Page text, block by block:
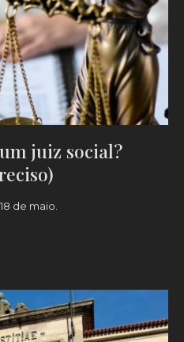
juiz social?
de maio.